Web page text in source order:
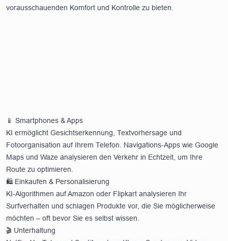
vorausschauenden Komfort und Kontrolle zu bieten.
📱 Smartphones & Apps
KI ermöglicht Gesichtserkennung, Textvorhersage und
Fotoorganisation auf Ihrem Telefon. Navigations-Apps wie Google
Maps und Waze analysieren den Verkehr in Echtzeit, um Ihre
Route zu optimieren.
🛍️ Einkaufen & Personalisierung
KI-Algorithmen auf Amazon oder Flipkart analysieren Ihr
Surfverhalten und schlagen Produkte vor, die Sie möglicherweise
möchten – oft bevor Sie es selbst wissen.
🎬 Unterhaltung